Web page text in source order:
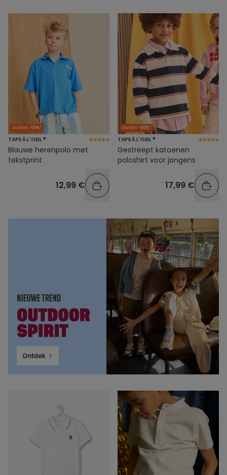
Outlet -50%*
TAPE À L'OEIL ®
Blauwe herenpolo met
tekstprint
12,99 €
Outlet -60%*
TAPE À L'OEIL ®
Gestreept katoenen
poloshirt voor jongens
17,99 €